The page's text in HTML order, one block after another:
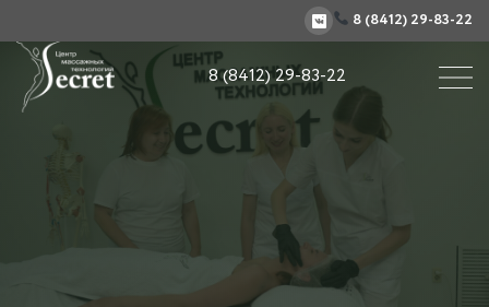
8 (8412) 29-83-22
8 (8412) 29-83-22